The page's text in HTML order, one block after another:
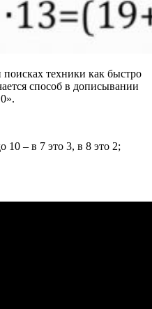
техники как быстро
способ в дописывании
10 – в 7 это 3, в 8 это 2;